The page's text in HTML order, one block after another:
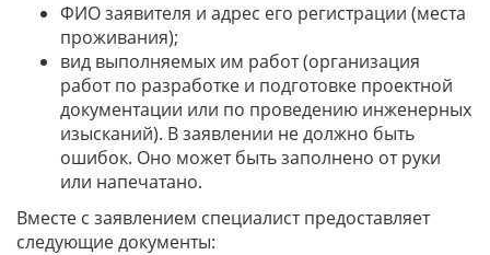
ФИО заявителя и адрес его регистрации (места
проживания);
вид выполняемых им работ (организация
работ по разработке и подготовке проектной
документации или по проведению инженерных
изысканий). В заявлении не должно быть
ошибок. Оно может быть заполнено от руки
или напечатано.
Вместе с заявлением специалист предоставляет
следующие документы: